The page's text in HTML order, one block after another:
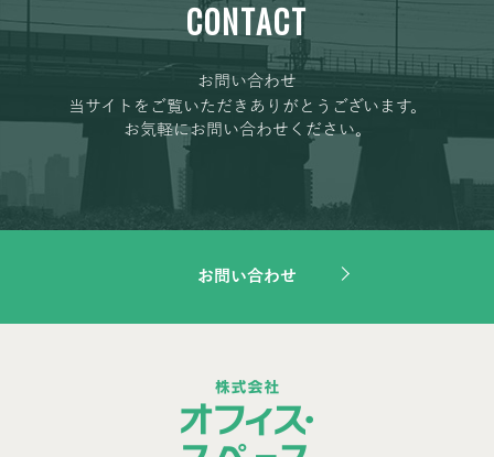
CONTACT
お問い合わせ
当サイトをご覧いただきありがとうございます。
お気軽にお問い合わせください。
お問い合わせ